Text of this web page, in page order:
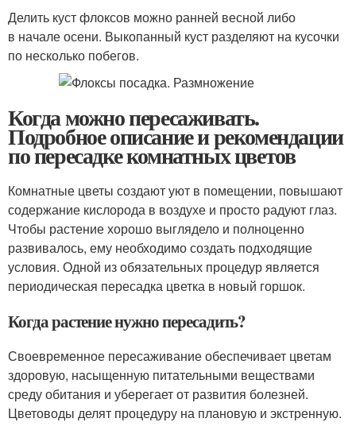
Делить куст флоксов можно ранней весной либо
в начале осени. Выкопанный куст разделяют на кусочки
по несколько побегов.
Когда можно пересаживать.
Подробное описание и рекомендации
по пересадке комнатных цветов
Комнатные цветы создают уют в помещении, повышают
содержание кислорода в воздухе и просто радуют глаз.
Чтобы растение хорошо выглядело и полноценно
развивалось, ему необходимо создать подходящие
условия. Одной из обязательных процедур является
периодическая пересадка цветка в новый горшок.
Когда растение нужно пересадить?
Своевременное пересаживание обеспечивает цветам
здоровую, насыщенную питательными веществами
среду обитания и уберегает от развития болезней.
Цветоводы делят процедуру на плановую и экстренную.